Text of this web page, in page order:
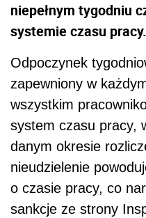
niepełnym tygodniu
systemie czasu pracy.
Odpoczynek
zapewniony w
wszystkim
system czasu pracy,
danym okresie
nieudzielenie
o czasie pracy, co
sankcje ze strony